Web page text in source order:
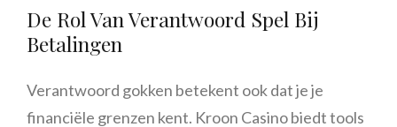
De Rol Van Verantwoord Spel Bij
Betalingen
Verantwoord gokken betekent ook dat je je
financiële grenzen kent. Kroon Casino biedt tools